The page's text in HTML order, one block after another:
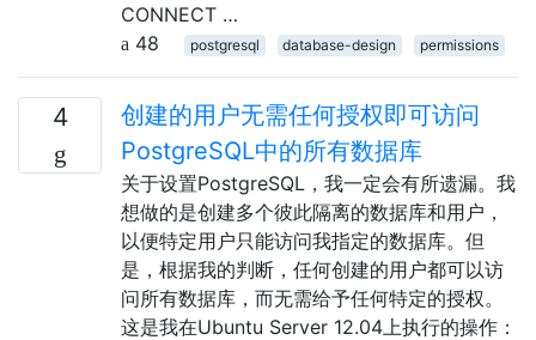
CONNECT …
48
postgresql database-design permissions
4
创建的用户无需任何授权即可访问
PostgreSQL中的所有数据库
关于设置PostgreSQL，我一定会有所遗漏。我
想做的是创建多个彼此隔离的数据库和用户，
以便特定用户只能访问我指定的数据库。但
是，根据我的判断，任何创建的用户都可以访
问所有数据库，而无需给予任何特定的授权。
这是我在Ubuntu Server 12.04上执行的操作：